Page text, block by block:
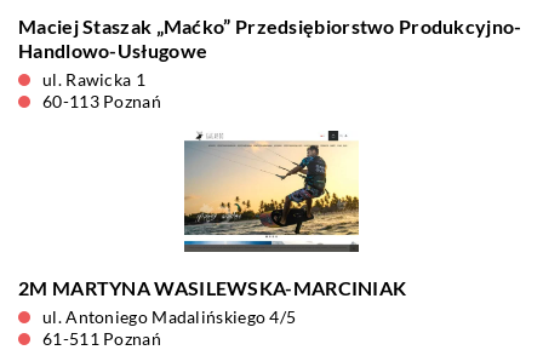
Maciej Staszak „Maćko” Przedsiębiorstwo Produkcyjno-
Handlowo-Usługowe
ul. Rawicka 1
60-113 Poznań
2M MARTYNA WASILEWSKA-MARCINIAK
ul. Antoniego Madalińskiego 4/5
61-511 Poznań